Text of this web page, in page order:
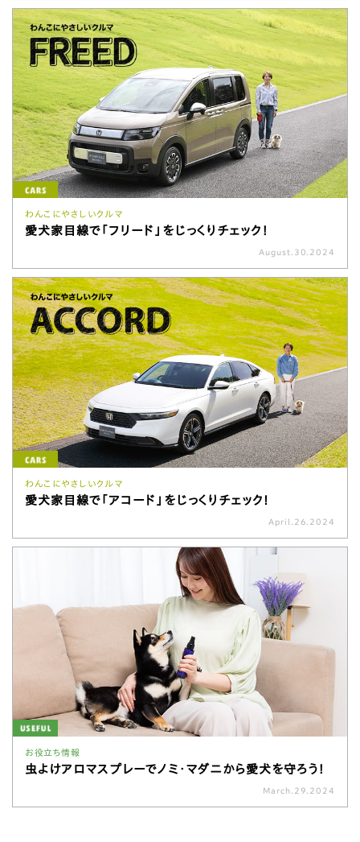
わんこにやさしいクルマ
愛犬家目線で「フリード」をじっくりチェック！
August.30.2024
わんこにやさしいクルマ
愛犬家目線で「アコード」をじっくりチェック!
April.26.2024
お役立ち情報
虫よけアロマスプレーでノミ・マダニから愛犬を守ろう！
March.29.2024